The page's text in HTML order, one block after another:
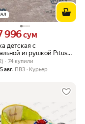
детская с
игрушкой Pituso
спинка и
бежевый
сум вместо
996сум
товара: 4.9 из 5
(12) · 74 купили
· 74 купили
авг, ПВЗ Курьер